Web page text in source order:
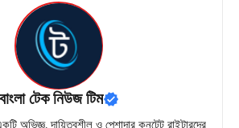
বাংলা টেক নিউজ টিম
অভিজ্ঞ, দায়িত্বশীল ও পেশাদার কনটেন্ট রাইটারদের